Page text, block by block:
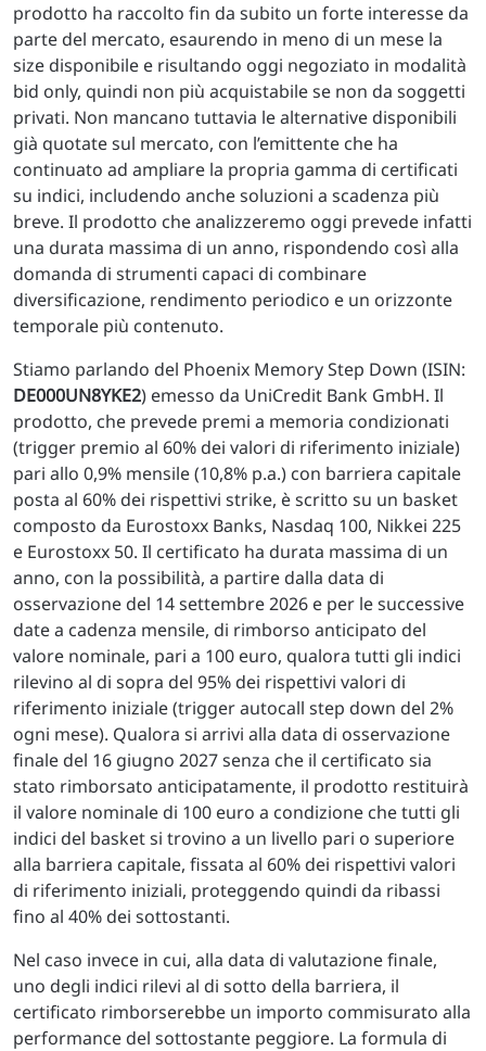
prodotto ha raccolto fin da subito un forte interesse da
parte del mercato, esaurendo in meno di un mese la
size disponibile e risultando oggi negoziato in modalità
bid only, quindi non più acquistabile se non da soggetti
privati. Non mancano tuttavia le alternative disponibili
già quotate sul mercato, con l’emittente che ha
continuato ad ampliare la propria gamma di certificati
su indici, includendo anche soluzioni a scadenza più
breve. Il prodotto che analizzeremo oggi prevede infatti
una durata massima di un anno, rispondendo così alla
domanda di strumenti capaci di combinare
diversificazione, rendimento periodico e un orizzonte
temporale più contenuto.
Stiamo parlando del Phoenix Memory Step Down (ISIN:
DE000UN8YKE2) emesso da UniCredit Bank GmbH. Il
prodotto, che prevede premi a memoria condizionati
(trigger premio al 60% dei valori di riferimento iniziale)
pari allo 0,9% mensile (10,8% p.a.) con barriera capitale
posta al 60% dei rispettivi strike, è scritto su un basket
composto da Eurostoxx Banks, Nasdaq 100, Nikkei 225
e Eurostoxx 50. Il certificato ha durata massima di un
anno, con la possibilità, a partire dalla data di
osservazione del 14 settembre 2026 e per le successive
date a cadenza mensile, di rimborso anticipato del
valore nominale, pari a 100 euro, qualora tutti gli indici
rilevino al di sopra del 95% dei rispettivi valori di
riferimento iniziale (trigger autocall step down del 2%
ogni mese). Qualora si arrivi alla data di osservazione
finale del 16 giugno 2027 senza che il certificato sia
stato rimborsato anticipatamente, il prodotto restituirà
il valore nominale di 100 euro a condizione che tutti gli
indici del basket si trovino a un livello pari o superiore
alla barriera capitale, fissata al 60% dei rispettivi valori
di riferimento iniziali, proteggendo quindi da ribassi
fino al 40% dei sottostanti.
Nel caso invece in cui, alla data di valutazione finale,
uno degli indici rilevi al di sotto della barriera, il
certificato rimborserebbe un importo commisurato alla
performance del sottostante peggiore. La formula di